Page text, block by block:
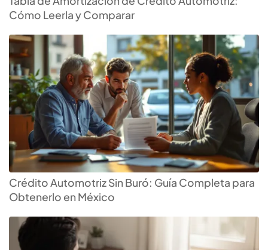
Cómo Leerla y Comparar
Crédito Automotriz Sin Buró: Guía Completa para
Obtenerlo en México